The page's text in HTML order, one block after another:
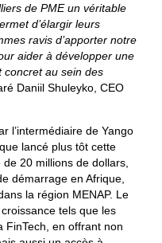
de PME un véritable
d’élargir leurs
ravis d’apporter notre
aider à développer une
concret au sein des
Daniil Shuleyko, CEO
l’intermédiaire de Yango
lancé plus tôt cette
20 millions de dollars,
démarrage en Afrique,
la région MENAP. Le
tels que les
FinTech, en offrant non